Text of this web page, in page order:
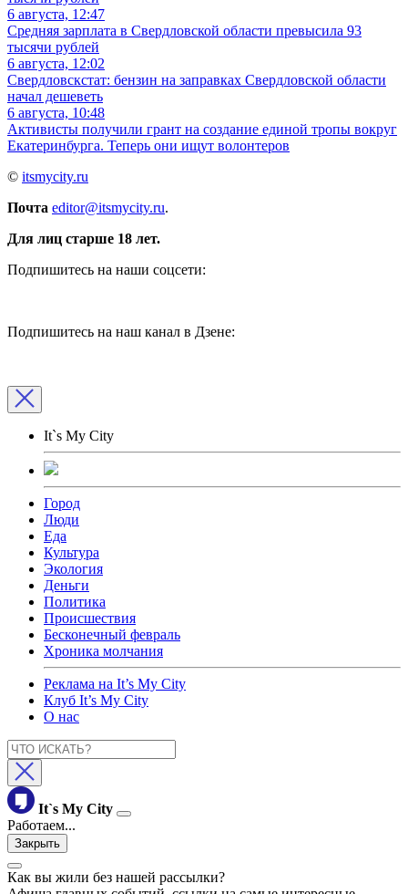
6 августа, 12:47
Средняя зарплата в Свердловской области превысила 93
тысячи рублей
6 августа, 12:02
Свердловскстат: бензин на заправках Свердловской области
начал дешеветь
6 августа, 10:48
Активисты получили грант на создание единой тропы вокруг
Екатеринбурга. Теперь они ищут волонтеров
© itsmycity.ru
Почта editor@itsmycity.ru.
Для лиц старше 18 лет.
Подпишитесь на наши соцсети:
Подпишитесь на наш канал в Дзене:
It`s My City
Город
Люди
Еда
Культура
Экология
Деньги
Политика
Происшествия
Бесконечный февраль
Хроника молчания
Реклама на It’s My City
Клуб It’s My City
О нас
It`s My City
Работаем...
Закрыть
Как вы жили без нашей рассылки?